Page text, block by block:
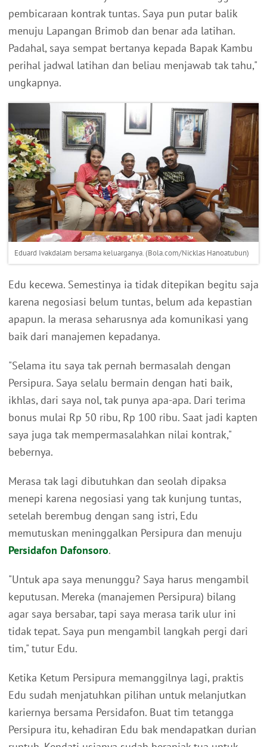
pembicaraan kontrak tuntas. Saya pun putar balik
menuju Lapangan Brimob dan benar ada latihan.
Padahal, saya sempat bertanya kepada Bapak Kambu
perihal jadwal latihan dan beliau menjawab tak tahu,"
ungkapnya.
Eduard Ivakdalam bersama keluarganya. (Bola.com/Nicklas Hanoatubun)
Edu kecewa. Semestinya ia tidak ditepikan begitu saja
karena negosiasi belum tuntas, belum ada kepastian
apapun. Ia merasa seharusnya ada komunikasi yang
baik dari manajemen kepadanya.
"Selama itu saya tak pernah bermasalah dengan
Persipura. Saya selalu bermain dengan hati baik,
ikhlas, dari saya nol, tak punya apa-apa. Dari terima
bonus mulai Rp 50 ribu, Rp 100 ribu. Saat jadi kapten
saya juga tak mempermasalahkan nilai kontrak,"
bebernya.
Merasa tak lagi dibutuhkan dan seolah dipaksa
menepi karena negosiasi yang tak kunjung tuntas,
setelah berembug dengan sang istri, Edu
memutuskan meninggalkan Persipura dan menuju
Persidafon Dafonsoro.
"Untuk apa saya menunggu? Saya harus mengambil
keputusan. Mereka (manajemen Persipura) bilang
agar saya bersabar, tapi saya merasa tarik ulur ini
tidak tepat. Saya pun mengambil langkah pergi dari
tim," tutur Edu.
Ketika Ketum Persipura memanggilnya lagi, praktis
Edu sudah menjatuhkan pilihan untuk melanjutkan
kariernya bersama Persidafon. Buat tim tetangga
Persipura itu, kehadiran Edu bak mendapatkan durian